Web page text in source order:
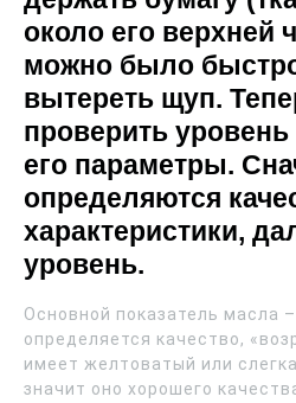
около его верхней
можно было
вытереть щуп.
проверить
его параметры.
определяются
характеристики,
уровень.
Основной показатель масла
определяется качество,
имеет желтоватый или
значит оно хорошего